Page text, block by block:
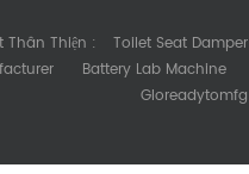
Thân Thiện : Toilet Seat Damper
Battery Lab Machine
Gloreadytomfg